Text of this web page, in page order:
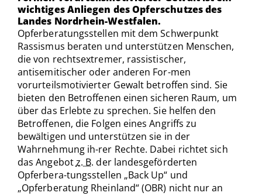
wichtiges Anliegen des Opferschutzes des
Landes Nordrhein-Westfalen.
Opferberatungsstellen mit dem Schwerpunkt
Rassismus beraten und unterstützen Menschen,
die von rechtsextremer, rassistischer,
antisemitischer oder anderen For-men
vorurteilsmotivierter Gewalt betroffen sind. Sie
bieten den Betroffenen einen sicheren Raum, um
über das Erlebte zu sprechen. Sie helfen den
Betroffenen, die Folgen eines Angriffs zu
bewältigen und unterstützen sie in der
Wahrnehmung ih-rer Rechte. Dabei richtet sich
das Angebotz. B. der landesgeförderten
Opferbera-tungsstellen „Back Up“ und
„Opferberatung Rheinland“ (OBR) nicht nur an